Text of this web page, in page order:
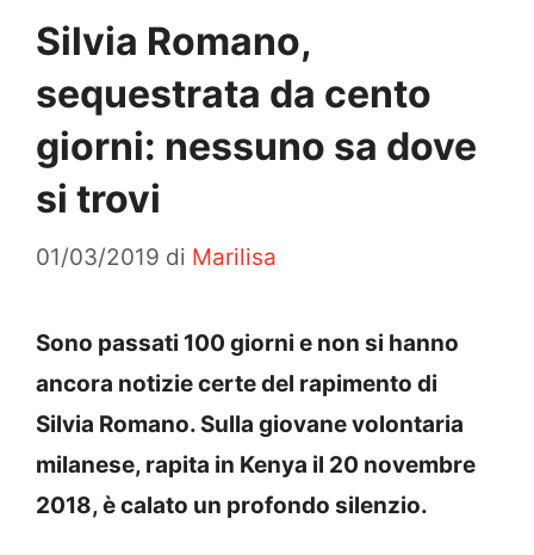
Silvia Romano,
sequestrata da cento
giorni: nessuno sa dove
si trovi
01/03/2019 di Marilisa
Sono passati 100 giorni e non si hanno
ancora notizie certe del rapimento di
Silvia Romano. Sulla giovane volontaria
milanese, rapita in Kenya il 20 novembre
2018, è calato un profondo silenzio.